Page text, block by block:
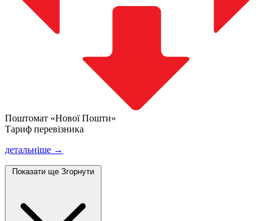
Поштомат «Нової Пошти»
Тариф перевізника
детальніше →
Показати ще Згорнути